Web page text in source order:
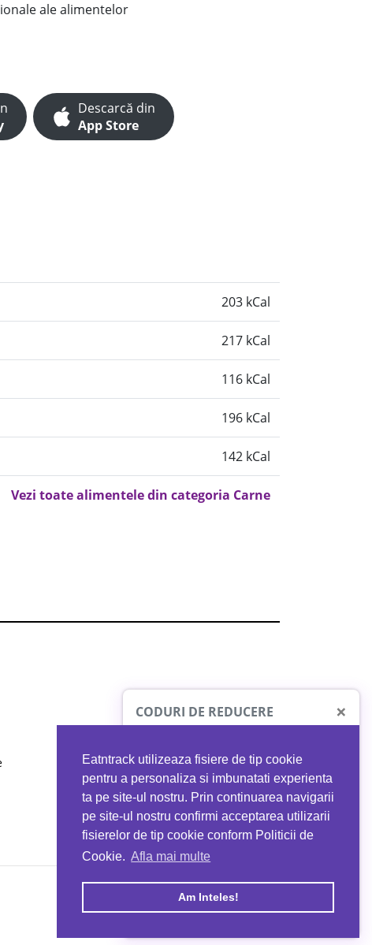
Eatntrack utilizeaza fisiere de tip cookie
pentru a personaliza si imbunatati experienta
ta pe site-ul nostru. Prin continuarea navigarii
pe site-ul nostru confirmi acceptarea utilizarii
fisierelor de tip cookie conform Politicii de
Cookie. Afla mai multe
Am Inteles!
ale alimentelor
Descarcă din
App Store
203 kCal
217 kCal
116 kCal
196 kCal
142 kCal
Vezi toate alimentele din categoria Carne
CODURI DE REDUCERE ×
la orice comandă
EATNTRACK
MYPROTEIN
Ai40%reducere la orice comandă
folosind codul EATTRACK